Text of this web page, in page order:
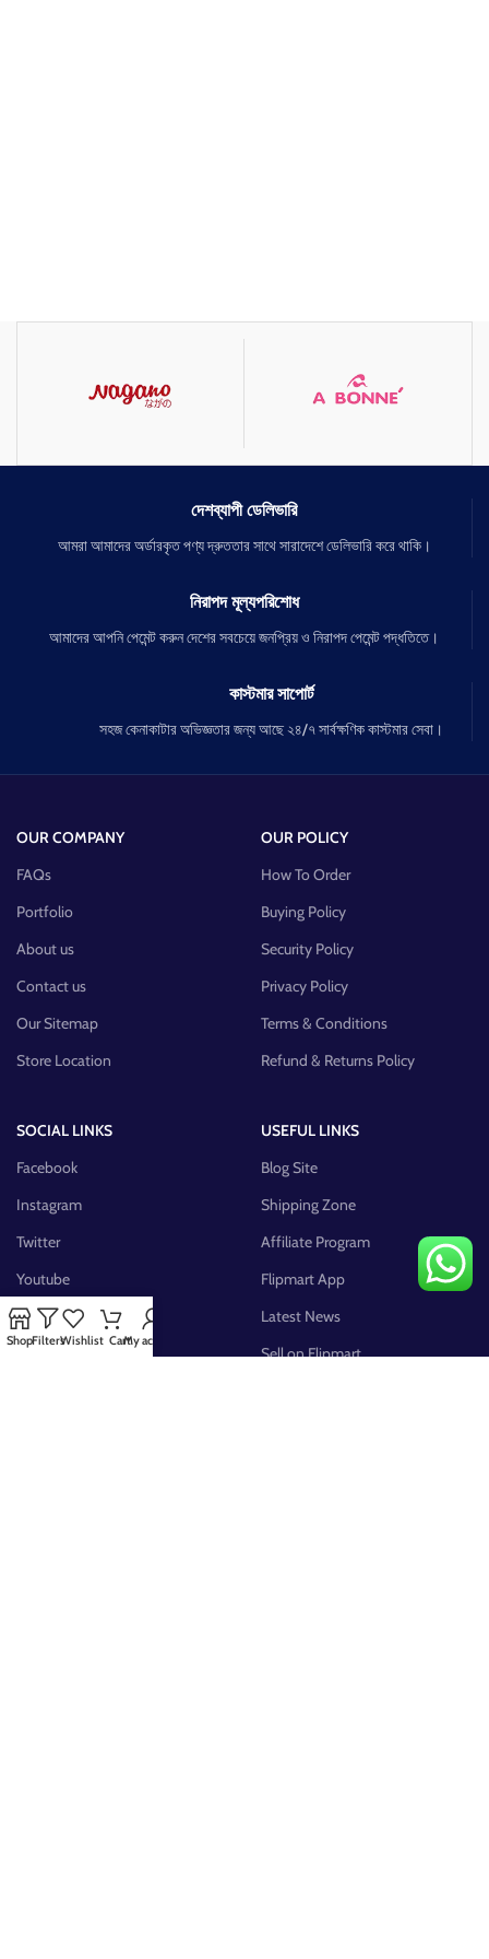
দেশব্যাপী ডেলিভারি
আমরা আমাদের অর্ডারকৃত পণ্য দ্রুততার সাথে সারাদেশে ডেলিভারি করে থাকি।
নিরাপদ মূল্যপরিশোধ
আমাদের আপনি পেমেন্ট করুন দেশের সবচেয়ে জনপ্রিয় ও নিরাপদ পেমেন্ট পদ্ধতিতে।
কাস্টমার সাপোর্ট
সহজ কেনাকাটার অভিজ্ঞতার জন্য আছে ২৪/৭ সার্বক্ষণিক কাস্টমার সেবা।
OUR COMPANY
FAQs
Portfolio
About us
Contact us
Our Sitemap
Store Location
OUR POLICY
How To Order
Buying Policy
Security Policy
Privacy Policy
Terms & Conditions
Refund & Returns Policy
SOCIAL LINKS
Facebook
Instagram
Twitter
Youtube
Pinterest
FB Group
USEFUL LINKS
Blog Site
Shipping Zone
Affiliate Program
Flipmart App
Latest News
Sell on Flipmart
ShopFiltersWishlist CartMy account